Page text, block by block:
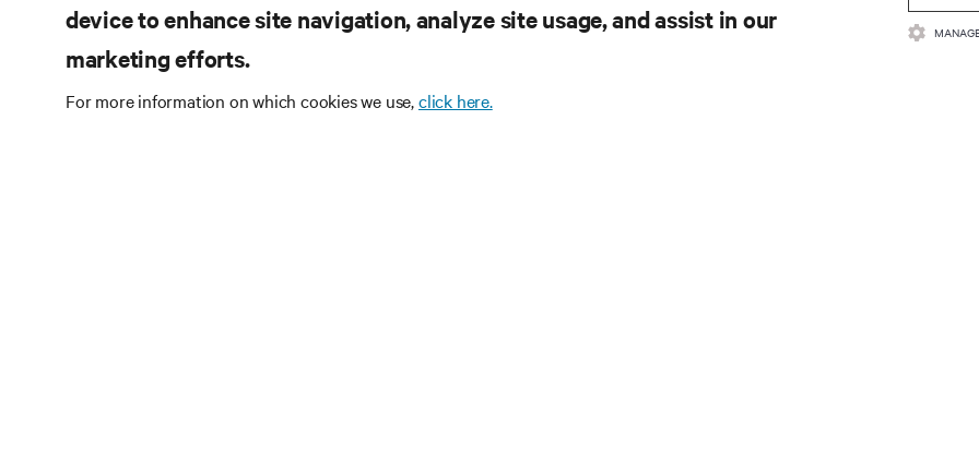
device to enhance site navigation, analyze site usage, and assist in our
marketing efforts.
For more information on which cookies we use,click here.